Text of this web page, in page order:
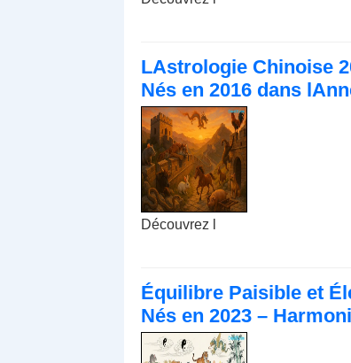
LAstrologie Chinoise
Nés en 2016 dans
Découvrez l
Équilibre Paisible et
Nés en 2023 –